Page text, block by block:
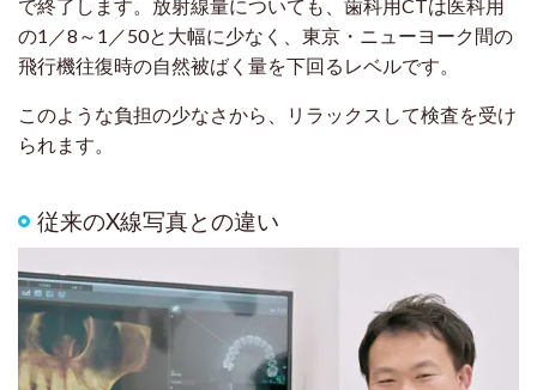
で終了します。放射線量についても、歯科用CTは医科用
の1／8～1／50と大幅に少なく、東京・ニューヨーク間の
飛行機往復時の自然被ばく量を下回るレベルです。
このような負担の少なさから、リラックスして検査を受け
られます。
従来のX線写真との違い